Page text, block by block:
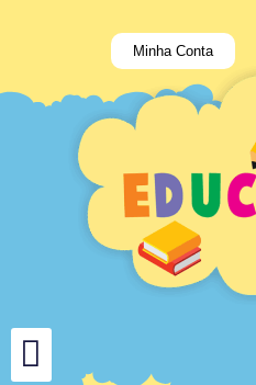
Minha Conta